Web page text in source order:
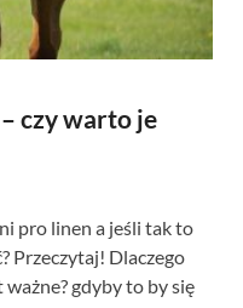
czy warto je
pro linen a jeśli tak to
Przeczytaj! Dlaczego
gdyby to by się